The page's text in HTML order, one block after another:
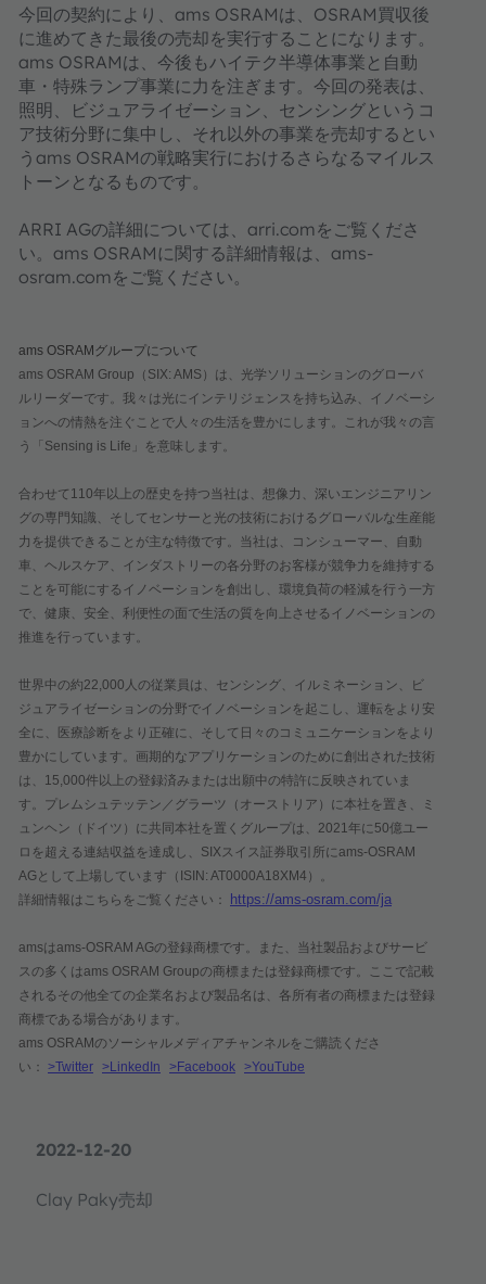
2022-12-20
Clay Paky売却
今回の契約により、ams OSRAMは、OSRAM買収後
に進めてきた最後の売却を実行することになります。
ams OSRAMは、今後もハイテク半導体事業と自動
車・特殊ランプ事業に力を注ぎます。今回の発表は、
照明、ビジュアライゼーション、センシングというコ
ア技術分野に集中し、それ以外の事業を売却するとい
うams OSRAMの戦略実行におけるさらなるマイルス
トーンとなるものです。
ARRI AGの詳細については、arri.comをご覧くださ
い。ams OSRAMに関する詳細情報は、ams-
osram.comをご覧ください。
ams OSRAMグループについて
ams OSRAM Group（SIX: AMS）は、光学ソリューションのグローバ
ルリーダーです。我々は光にインテリジェンスを持ち込み、イノベーシ
ョンへの情熱を注ぐことで人々の生活を豊かにします。これが我々の言
う「Sensing is Life」を意味します。
合わせて110年以上の歴史を持つ当社は、想像力、深いエンジニアリン
グの専門知識、そしてセンサーと光の技術におけるグローバルな生産能
力を提供できることが主な特徴です。当社は、コンシューマー、自動
車、ヘルスケア、インダストリーの各分野のお客様が競争力を維持する
ことを可能にするイノベーションを創出し、環境負荷の軽減を行う一方
で、健康、安全、利便性の面で生活の質を向上させるイノベーションの
推進を行っています。
世界中の約22,000人の従業員は、センシング、イルミネーション、ビ
ジュアライゼーションの分野でイノベーションを起こし、運転をより安
全に、医療診断をより正確に、そして日々のコミュニケーションをより
豊かにしています。画期的なアプリケーションのために創出された技術
は、15,000件以上の登録済みまたは出願中の特許に反映されていま
す。プレムシュテッテン／グラーツ（オーストリア）に本社を置き、ミ
ュンヘン（ドイツ）に共同本社を置くグループは、2021年に50億ユー
ロを超える連結収益を達成し、SIXスイス証券取引所にams-OSRAM
AGとして上場しています（ISIN: AT0000A18XM4）。
詳細情報はこちらをご覧ください：
https://ams-osram.com/ja
amsはams-OSRAM AGの登録商標です。また、当社製品およびサービ
スの多くはams OSRAM Groupの商標または登録商標です。ここで記載
されるその他全ての企業名および製品名は、各所有者の商標または登録
商標である場合があります。
ams OSRAMのソーシャルメディアチャンネルをご購読くださ
い： >Twitter >LinkedIn >Facebook >YouTube